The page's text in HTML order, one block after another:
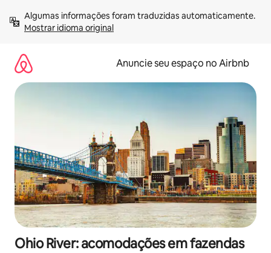
para
Mostrar idioma original
Anuncie seu espaço no Airbnb
Ohio River: acomodações em fazendas